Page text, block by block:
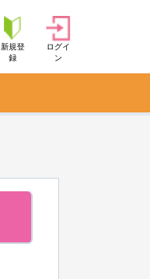
新規登
録
ログイ
ン